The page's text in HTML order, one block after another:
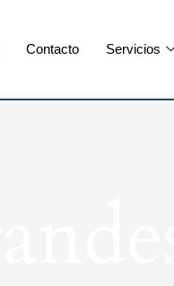
Contacto Servicios